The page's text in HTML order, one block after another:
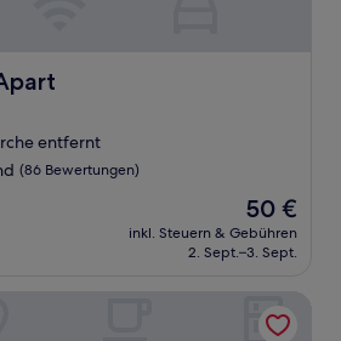
entfernt
(86 Bewertungen)
Der
Preis
beträgt
50 €
inkl. Steuern & Gebühren
2. Sept.–3. Sept.